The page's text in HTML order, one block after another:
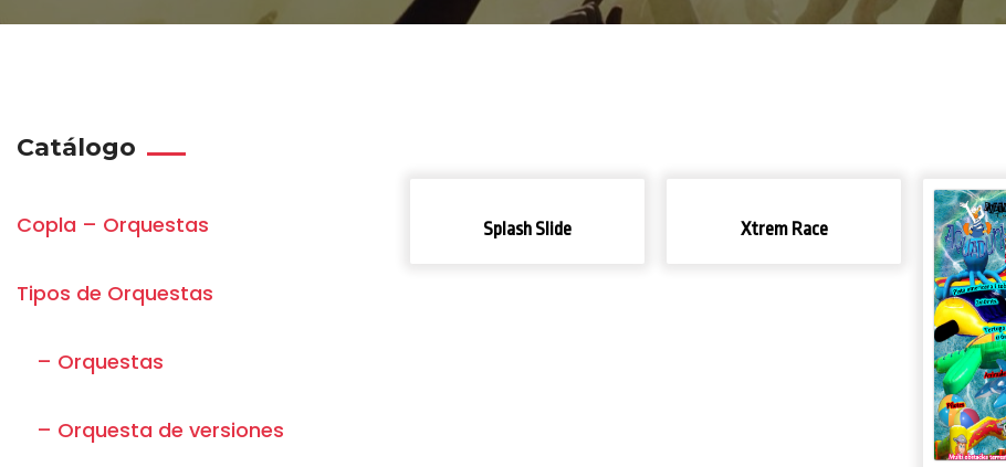
Splash Slide Xtrem Race
Catálogo
Copla – Orquestas
Tipos de Orquestas
– Orquestas
– Orquesta de versiones